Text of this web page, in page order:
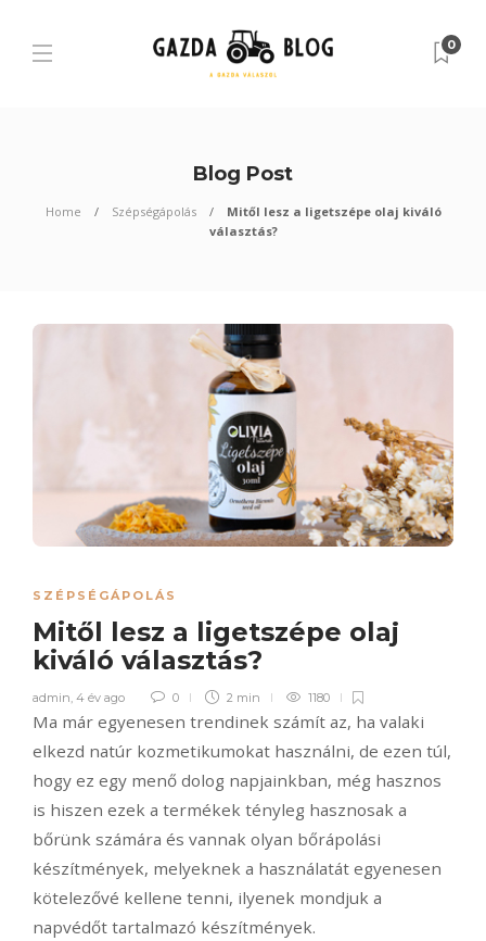
0
Blog Post
Home Szépségápolás
Mitől lesz a ligetszépe olaj kiváló
választás?
SZÉPSÉGÁPOLÁS
Mitől lesz a ligetszépe olaj
kiváló választás?
admin, 4 év ago 0 2 min 1180
Ma már egyenesen trendinek számít az, ha valaki
elkezd natúr kozmetikumokat használni, de ezen túl,
hogy ez egy menő dolog napjainkban, még hasznos
is hiszen ezek a termékek tényleg hasznosak a
bőrünk számára és vannak olyan bőrápolási
készítmények, melyeknek a használatát egyenesen
kötelezővé kellene tenni, ilyenek mondjuk a
napvédőt tartalmazó készítmények.